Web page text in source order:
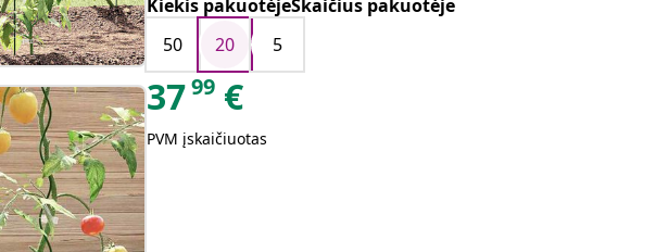
Kiekis pakuotėjeSkaičius pakuotėje
50
20 5
3799 €
PVM įskaičiuotas